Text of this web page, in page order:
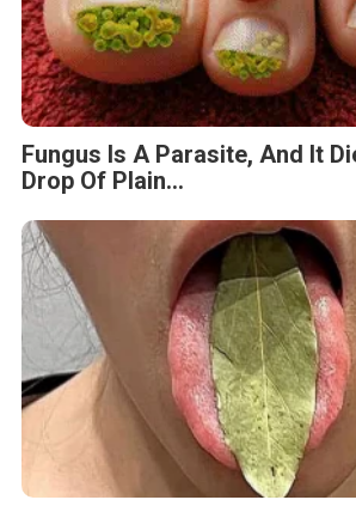
Fungus Is A Parasite, And It
Drop Of Plain...